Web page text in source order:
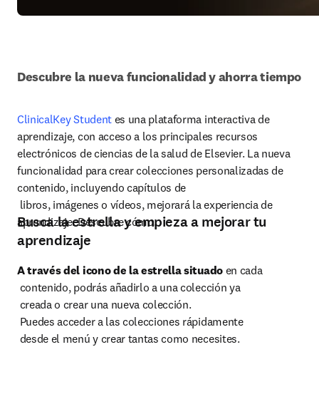
Descubre la nueva funcionalidad y ahorra tiempo
ClinicalKey Student es una plataforma interactiva de
aprendizaje, con acceso a los principales recursos
electrónicos de ciencias de la salud de Elsevier. La nueva
funcionalidad para crear colecciones personalizadas de
contenido, incluyendo capítulos de
aprendizaje. Descubre cómo.
Busca la estrella y empieza a mejorar tu
aprendizaje
A través del icono de la estrella situado en cada
desde el menú y crear tantas como necesites.